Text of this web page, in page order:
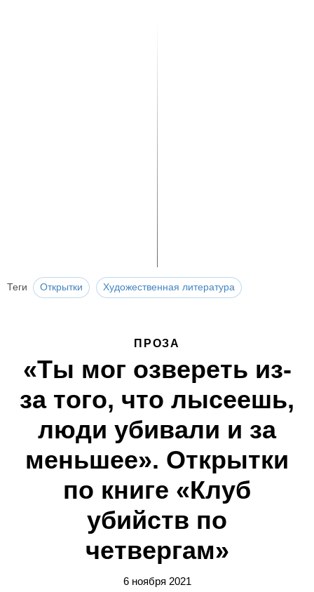
Теги Открытки Художественная литература
ПРОЗА
«Ты мог озвереть из-
за того, что лысеешь,
люди убивали и за
меньшее». Открытки
по книге «Клуб
убийств по
четвергам»
6 ноября 2021